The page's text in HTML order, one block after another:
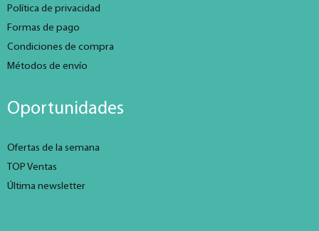
Política de privacidad
Formas de pago
Condiciones de compra
Métodos de envío
Oportunidades
Ofertas de la semana
TOP Ventas
Última newsletter